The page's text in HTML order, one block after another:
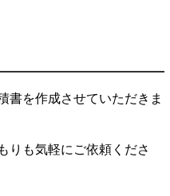
書を作成させていただきま
りも気軽にご依頼くださ